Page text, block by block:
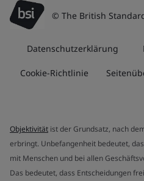
© The British
Datenschutzerklärung
Cookie-Richtlinie
Objektivität ist der Grundsatz, nach
erbringt. Unbefangenheit bedeutet,
mit Menschen und bei allen
Das bedeutet, dass Entscheidungen